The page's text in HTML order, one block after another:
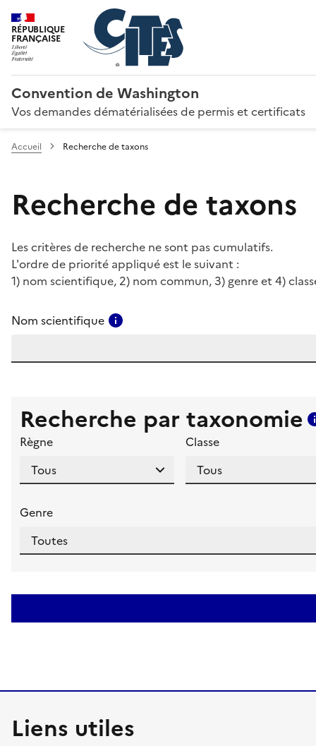
RÉPUBLIQUE
FRANÇAISE
Convention de Washington
Vos demandes dématérialisées de permis et certificats
Accueil Recherche de taxons
Recherche de taxons
Les critères de recherche ne sont pas cumulatifs.
L'ordre de priorité appliqué est le suivant :
1) nom scientifique, 2) nom commun, 3) genre et 4)
Nom scientifique
Recherche par taxonomie
Règne Classe
Genre
Liens utiles